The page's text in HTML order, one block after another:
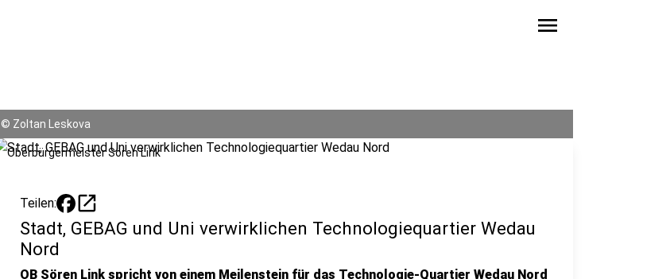
menu
© Zoltan Leskova
Oberbürgermeister Sören Link
Teilen: open_in_new
Stadt, GEBAG und Uni verwirklichen Technologiequartier Wedau
Nord
OB Sören Link spricht von einem Meilenstein für das Technologie-Quartier Wedau Nord